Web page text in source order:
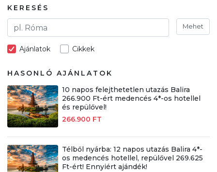
KERESÉS
Mehet
Ajánlatok Cikkek
HASONLÓ AJÁNLATOK
10 napos felejthetetlen utazás Balira
266.900 Ft-ért medencés 4*-os hotellel
és repülővel!
266.900 FT
Télből nyárba: 12 napos utazás Balira 4*-
os medencés hotellel, repülővel 269.625
Ft-ért! Ennyiért ajándék!